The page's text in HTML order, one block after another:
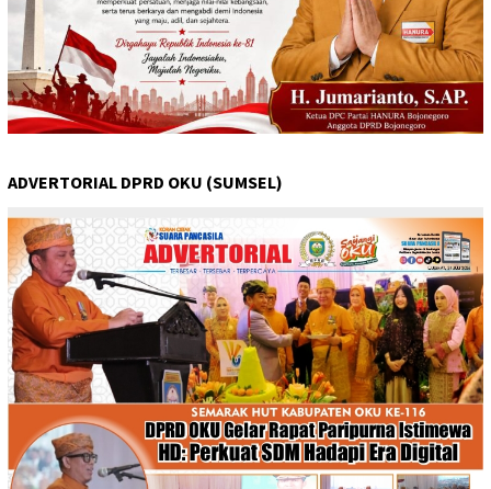
ADVERTORIAL DPRD OKU (SUMSEL)